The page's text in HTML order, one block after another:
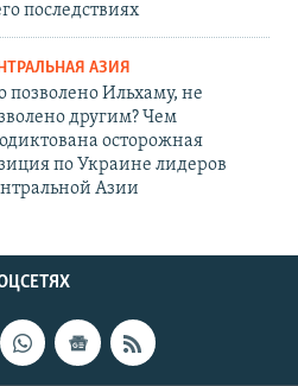
последствиях
АЗИЯ
позволено Ильхаму, не
другим? Чем
осторожная
по Украине лидеров
Азии